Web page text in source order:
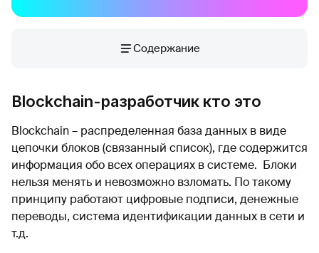
Содержание
Blockchain-разработчик кто это
Blockchain – распределенная база данных в виде
цепочки блоков (связанный список), где содержится
информация обо всех операциях в системе. Блоки
нельзя менять и невозможно взломать. По такому
принципу работают цифровые подписи, денежные
переводы, система идентификации данных в сети и
т.д.